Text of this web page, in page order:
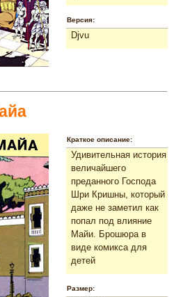
Версия:
Djvu
Краткое описание:
Удивительная история
величайшего
преданного Господа
Шри Кришны, который
даже не заметил как
попал под влияние
Майи. Брошюра в
виде комикса для
детей
Размер: